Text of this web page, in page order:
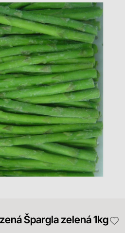
Špargla zelená 1kg